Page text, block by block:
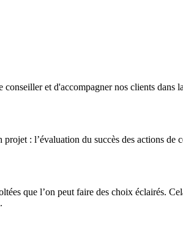
et d'accompagner nos clients dans
: l’évaluation du succès des actions de
que l’on peut faire des choix éclairés.